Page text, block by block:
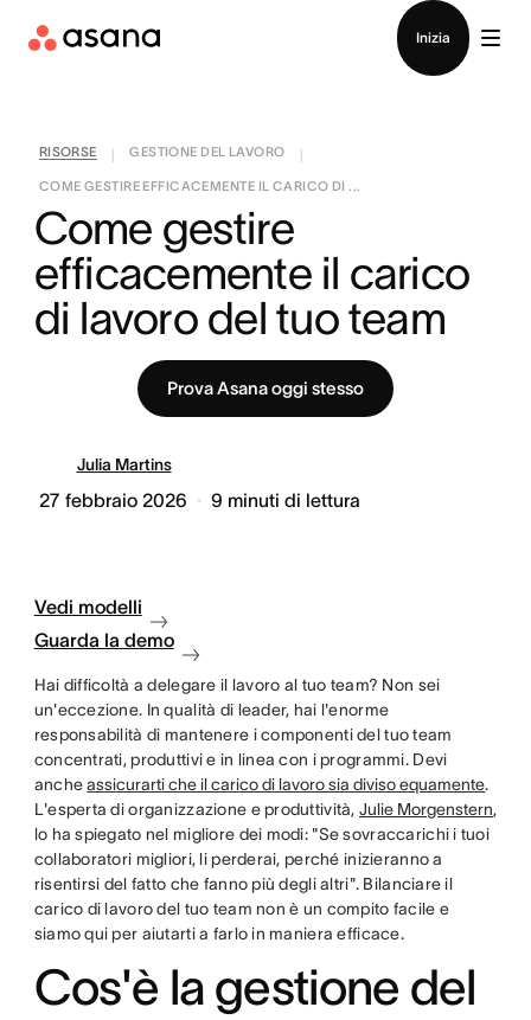
Inizia
RISORSE GESTIONE DEL LAVORO
COME GESTIRE EFFICACEMENTE IL CARICO DI ...
Come gestire
efficacemente il carico
di lavoro del tuo team
Prova Asana oggi stesso
Julia Martins
27 febbraio 2026 9 minuti di lettura
Vedi modelli
Guarda la demo
Hai difficoltà a delegare il lavoro al tuo team? Non sei
un'eccezione. In qualità di leader, hai l'enorme
responsabilità di mantenere i componenti del tuo team
concentrati, produttivi e in linea con i programmi. Devi
ancheassicurarti che il carico di lavoro sia diviso equamente.
L'esperta di organizzazione e produttività, Julie Morgenstern,
lo ha spiegato nel migliore dei modi: "Se sovraccarichi i tuoi
collaboratori migliori, li perderai, perché inizieranno a
risentirsi del fatto che fanno più degli altri". Bilanciare il
carico di lavoro del tuo team non è un compito facile e
siamo qui per aiutarti a farlo in maniera efficace.
Cos'è la gestione del